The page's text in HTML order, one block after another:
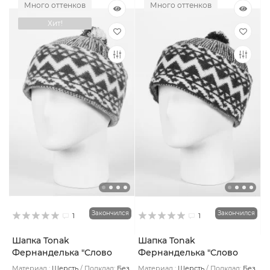
Много оттенков
Хит!
1 Закончился
Шапка Tonak
Фернанделька "Слово
пацана" цвет Зигзаг
Материал : Шерсть Подклад: Без
Много оттенков
1 Закончился
Шапка Tonak
Фернанделька "Слово
пацана" цвет Зигзаг
Материал : Шерсть Подклад: Без